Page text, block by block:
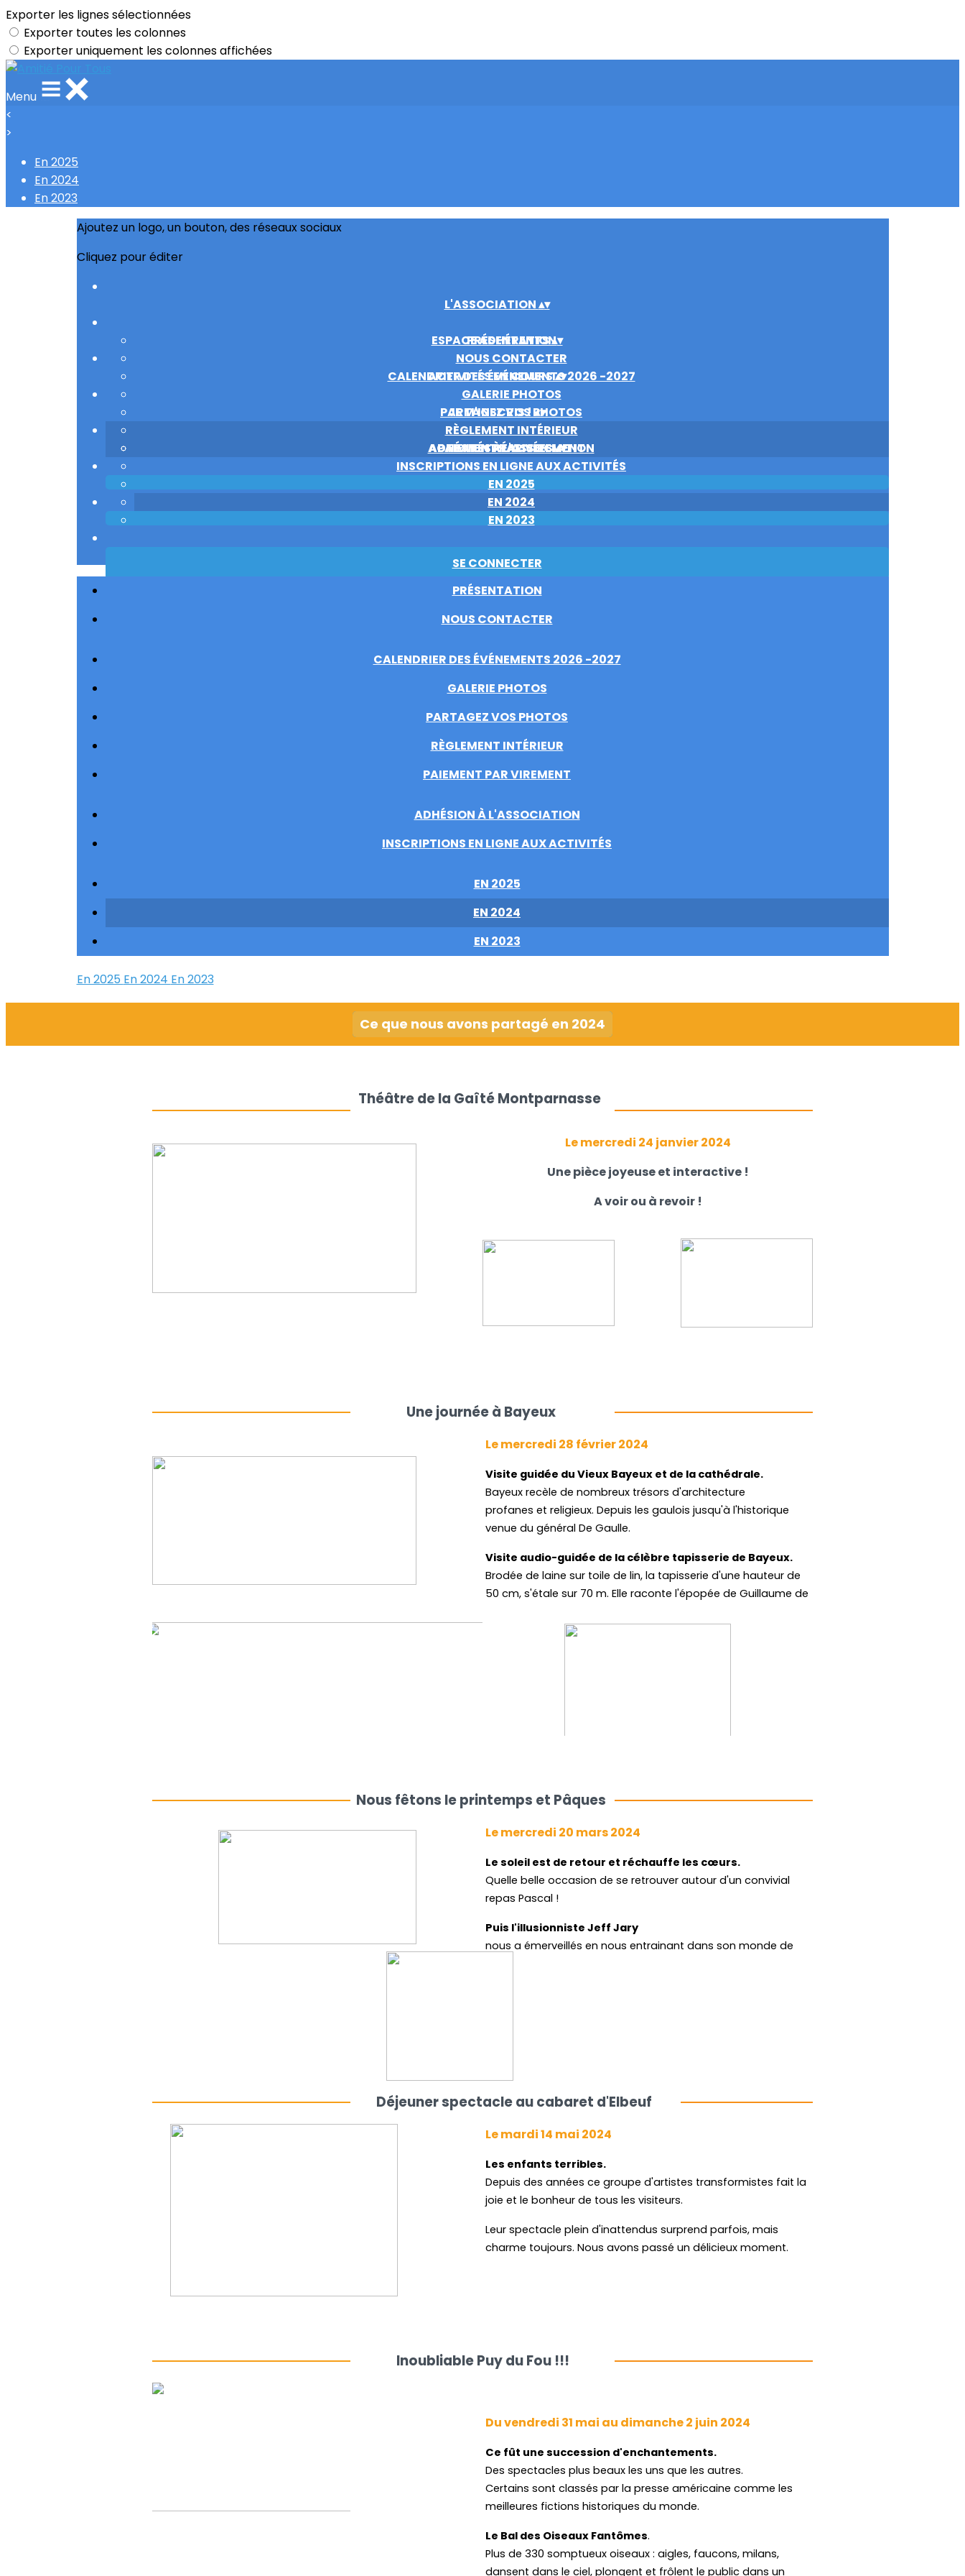
Exporter les lignes sélectionnées
Exporter toutes les colonnes
Exporter uniquement les colonnes affichées
Menu
<
>
En 2025
En 2024
En 2023
Ajoutez un logo, un bouton, des réseaux sociaux
Cliquez pour éditer
L'ASSOCIATION▴▾
PRÉSENTATION
NOUS CONTACTER
ESPACE ADHÉRENTS▴▾
CALENDRIER DES ÉVÉNEMENTS 2026 -2027
GALERIE PHOTOS
PARTAGEZ VOS PHOTOS
RÈGLEMENT INTÉRIEUR
PAIEMENT PAR VIREMENT
ACTIVITÉS EN COURS▴▾
JE M'INSCRIS !▴▾
ADHÉSION À L'ASSOCIATION
INSCRIPTIONS EN LIGNE AUX ACTIVITÉS
ACTIVITÉS RÉALISÉES▴▾
EN 2025
EN 2024
EN 2023
SE CONNECTER
PRÉSENTATION
NOUS CONTACTER
CALENDRIER DES ÉVÉNEMENTS 2026 -2027
GALERIE PHOTOS
PARTAGEZ VOS PHOTOS
RÈGLEMENT INTÉRIEUR
PAIEMENT PAR VIREMENT
ADHÉSION À L'ASSOCIATION
INSCRIPTIONS EN LIGNE AUX ACTIVITÉS
EN 2025
EN 2024
EN 2023
En 2025 En 2024 En 2023
Ce que nous avons partagé en 2024
Théâtre de la Gaîté Montparnasse
Le mercredi 24 janvier 2024
Une pièce joyeuse et interactive !
A voir ou à revoir !
Une journée à Bayeux
Le mercredi 28 février 2024
Visite guidée du Vieux Bayeux et de la cathédrale.
Bayeux recèle de nombreux trésors d'architecture
profanes et religieux. Depuis les gaulois jusqu'à l'historique
venue du général De Gaulle.
Visite audio-guidée de la célèbre tapisserie de Bayeux.
Brodée de laine sur toile de lin, la tapisserie d'une hauteur de
50 cm, s'étale sur 70 m. Elle raconte l'épopée de Guillaume de
Nous fêtons le printemps et Pâques
Le mercredi 20 mars 2024
Le soleil est de retour et réchauffe les cœurs.
Quelle belle occasion de se retrouver autour d'un convivial
repas Pascal !
Puis l'illusionniste Jeff Jary
nous a émerveillés en nous entrainant dans son monde de
Déjeuner spectacle au cabaret d'Elbeuf
Le mardi 14 mai 2024
Les enfants terribles.
Depuis des années ce groupe d'artistes transformistes fait la
joie et le bonheur de tous les visiteurs.
Leur spectacle plein d'inattendus surprend parfois, mais
charme toujours. Nous avons passé un délicieux moment.
Inoubliable Puy du Fou !!!
Du vendredi 31 mai au dimanche 2 juin 2024
Ce fût une succession d'enchantements.
Des spectacles plus beaux les uns que les autres.
Certains sont classés par la presse américaine comme les
meilleures fictions historiques du monde.
Le Bal des Oiseaux Fantômes.
Plus de 330 somptueux oiseaux : aigles, faucons, milans,
dansent dans le ciel, plongent et frôlent le public dans un